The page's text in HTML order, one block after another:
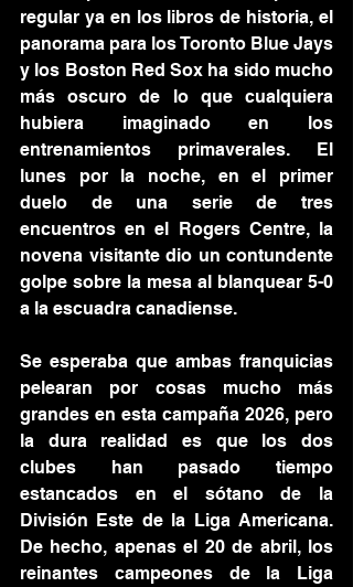
regular ya en los libros de historia, el
panorama para los Toronto Blue Jays
y los Boston Red Sox ha sido mucho
más oscuro de lo que cualquiera
hubiera imaginado en los
entrenamientos primaverales. El
lunes por la noche, en el primer
duelo de una serie de tres
encuentros en el Rogers Centre, la
novena visitante dio un contundente
golpe sobre la mesa al blanquear 5-0
a la escuadra canadiense.
Se esperaba que ambas franquicias
pelearan por cosas mucho más
grandes en esta campaña 2026, pero
la dura realidad es que los dos
clubes han pasado tiempo
estancados en el sótano de la
División Este de la Liga Americana.
De hecho, apenas el 20 de abril, los
reinantes campeones de la Liga